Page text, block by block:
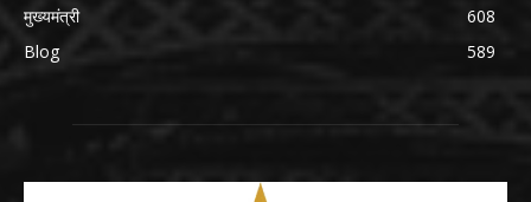
मुख्यमंत्री
608
Blog
589